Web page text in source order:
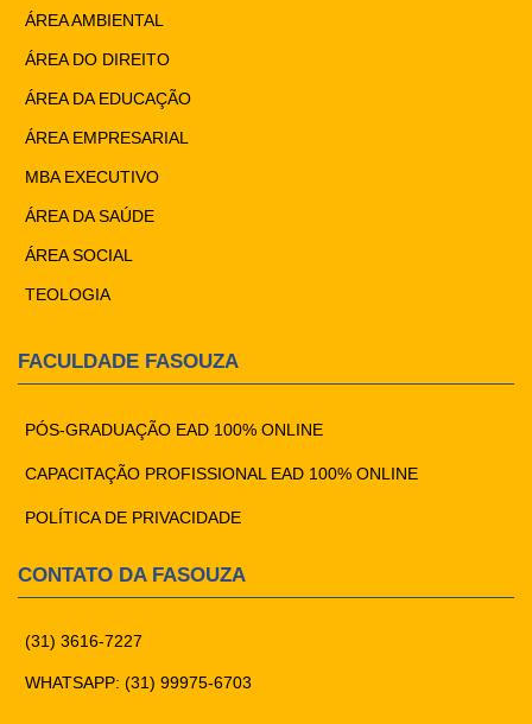
ÁREA AMBIENTAL
ÁREA DO DIREITO
ÁREA DA EDUCAÇÃO
ÁREA EMPRESARIAL
MBA EXECUTIVO
ÁREA DA SAÚDE
ÁREA SOCIAL
TEOLOGIA
FACULDADE FASOUZA
PÓS-GRADUAÇÃO EAD 100% ONLINE
CAPACITAÇÃO PROFISSIONAL EAD 100% ONLINE
POLÍTICA DE PRIVACIDADE
CONTATO DA FASOUZA
(31) 3616-7227
WHATSAPP: (31) 99975-6703